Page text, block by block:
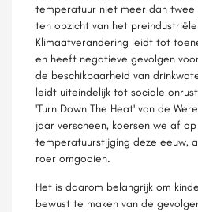
temperatuur niet meer dan
ten opzicht van het
Klimaatverandering leidt tot
en heeft negatieve gevolgen
de beschikbaarheid van
leidt uiteindelijk tot sociale
'Turn Down The Heat' van de
jaar verscheen, koersen we af
temperatuurstijging deze eeuw,
roer omgooien.
Het is daarom belangrijk om
bewust te maken van de